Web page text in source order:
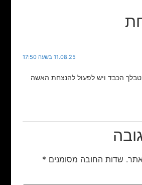
11.08.25 בשעה 17:50
הכבד ויש לפעול להנצחת האשה
שדות החובה מסומנים *